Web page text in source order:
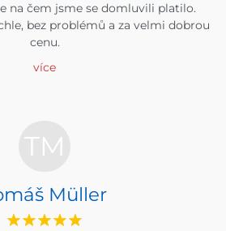
na čem jsme se domluvili platilo.
bez problémů a za velmi dobrou
cenu.
více
TM
Müller